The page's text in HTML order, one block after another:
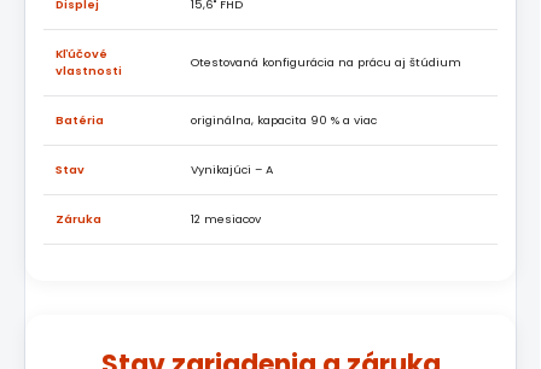
Displej 15,6" FHD
Kľúčové
vlastnosti
Otestovaná konfigurácia na prácu aj štúdium
Batéria originálna, kapacita 90 % a viac
Stav Vynikajúci – A
Záruka 12 mesiacov